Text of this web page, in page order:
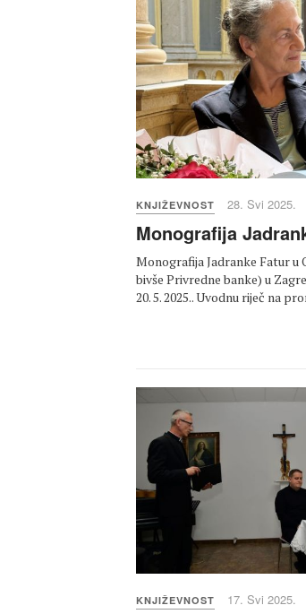
KNJIŽEVNOST 28. Svi 2025.
Monografija
Monografija Jadranke Fatur
bivše Privredne banke) u
20. 5. 2025.. Uvodnu riječ na
KNJIŽEVNOST 17. Svi 2025.